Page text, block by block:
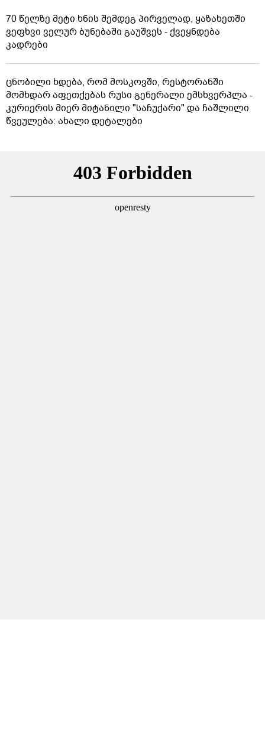
70 წელზე მეტი ხნის შემდეგ პირველად, ყაზახეთში
ვეფხვი ველურ ბუნებაში გაუშვეს - ქვეყნდება
კადრები
ცნობილი ხდება, რომ მოსკოვში, რესტორანში
მომხდარ აფეთქებას რუსი გენერალი ემსხვერპლა -
კურიერის მიერ მიტანილი "საჩუქარი" და ჩაშლილი
წვეულება: ახალი დეტალები